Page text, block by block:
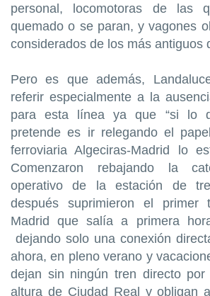
personal, locomotoras de las
quemado o se paran, y vagones
considerados de los más antiguos
Pero es que además,
referir especialmente a la
para esta línea ya que “si lo
pretende es ir relegando el
ferroviaria Algeciras-Madrid lo
Comenzaron rebajando la
operativo de la estación de
después suprimieron el primer
Madrid que salía a primera
dejando solo una conexión
ahora, en pleno verano y
dejan sin ningún tren directo
altura de Ciudad Real y obligan